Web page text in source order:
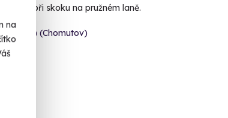
na
dvou při skoku na pružném laně.
(Chomutov)